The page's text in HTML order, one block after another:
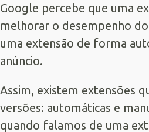
Google percebe que uma
melhorar o desempenho
uma extensão de forma
anúncio.
Assim, existem extensões
versões: automáticas e
quando falamos de uma